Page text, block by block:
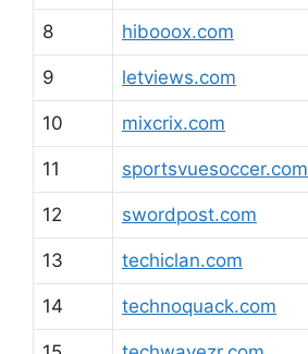
8 hibooox.com
9 letviews.com
10 mixcrix.com
11 sportsvuesoccer.com
12 swordpost.com
13 techiclan.com
14 technoquack.com